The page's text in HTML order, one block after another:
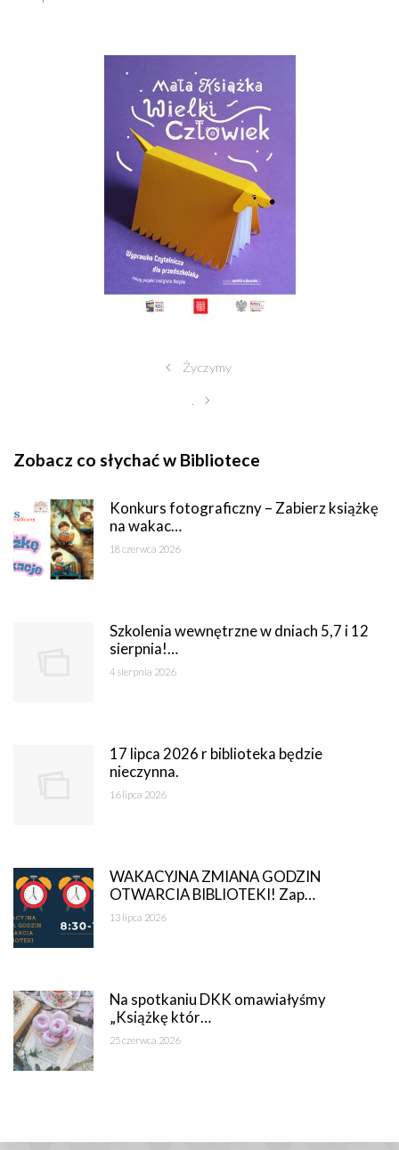
Życzymy
Zobacz co słychać w Bibliotece
Konkurs fotograficzny – Zabierz książkę
na wakac…
18 czerwca 2026
Szkolenia wewnętrzne w dniach 5,7 i 12
sierpnia!…
4 sierpnia 2026
17 lipca 2026 r biblioteka będzie
nieczynna.
16 lipca 2026
WAKACYJNA ZMIANA GODZIN
OTWARCIA BIBLIOTEKI! Zap…
13 lipca 2026
Na spotkaniu DKK omawiałyśmy
„Książkę któr…
25 czerwca 2026